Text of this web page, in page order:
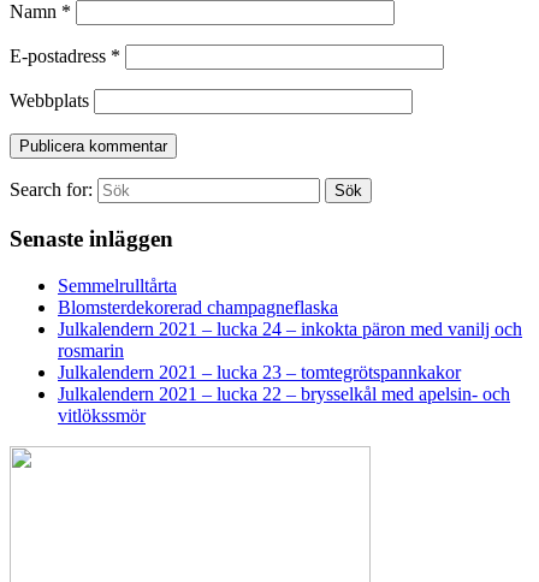
Namn *
E-postadress *
Webbplats
Search for: Sök
Senaste inläggen
Semmelrulltårta
Blomsterdekorerad champagneflaska
Julkalendern 2021 – lucka 24 – inkokta päron med vanilj och
rosmarin
Julkalendern 2021 – lucka 23 – tomtegrötspannkakor
Julkalendern 2021 – lucka 22 – brysselkål med apelsin- och
vitlökssmör